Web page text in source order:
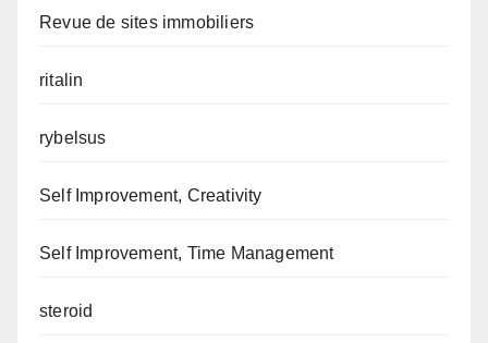
Revue de sites immobiliers
ritalin
rybelsus
Self Improvement, Creativity
Self Improvement, Time Management
steroid